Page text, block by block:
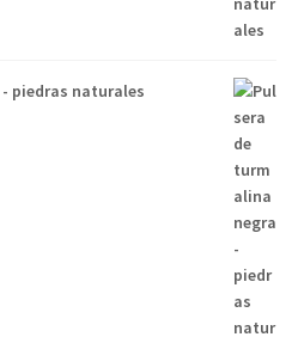
piedras naturales